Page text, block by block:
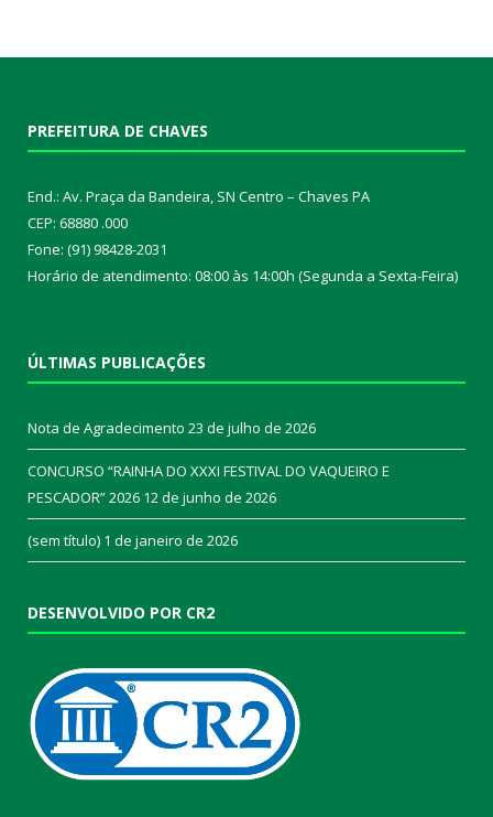
PREFEITURA DE CHAVES
End.: Av. Praça da Bandeira, SN Centro – Chaves PA
CEP: 68880 .000
Fone: (91) 98428-2031
Horário de atendimento: 08:00 às 14:00h (Segunda a Sexta-Feira)
ÚLTIMAS PUBLICAÇÕES
Nota de Agradecimento 23 de julho de 2026
CONCURSO “RAINHA DO XXXI FESTIVAL DO VAQUEIRO E
PESCADOR” 2026 12 de junho de 2026
(sem título) 1 de janeiro de 2026
DESENVOLVIDO POR CR2